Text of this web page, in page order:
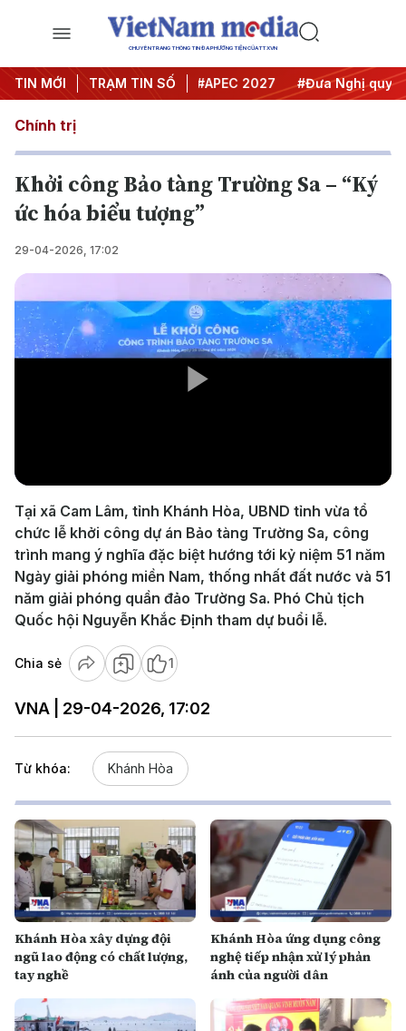
CHUYÊN TRANG THÔNG TIN ĐA PHƯƠNG TIỆN CỦA TTXVN
TIN MỚI TRẠM TIN SỐ
#Hội nghị Trung ương 3 #APEC 2027 #Đưa Nghị quyết
Chính trị
Khởi công Bảo tàng Trường Sa – “Ký
ức hóa biểu tượng”
29-04-2026, 17:02
Video
Tại xã Cam Lâm, tỉnh Khánh Hòa, UBND tỉnh vừa tổ
chức lễ khởi công dự án Bảo tàng Trường Sa, công
trình mang ý nghĩa đặc biệt hướng tới kỷ niệm 51 năm
Ngày giải phóng miền Nam, thống nhất đất nước và 51
năm giải phóng quần đảo Trường Sa. Phó Chủ tịch
Quốc hội Nguyễn Khắc Định tham dự buổi lễ.
Chia sẻ 1
VNA | 29-04-2026, 17:02
Từ khóa: Khánh Hòa
Khánh Hòa xây dựng đội
ngũ lao động có chất lượng,
tay nghề
Khánh Hòa ứng dụng công
nghệ tiếp nhận xử lý phản
ánh của người dân